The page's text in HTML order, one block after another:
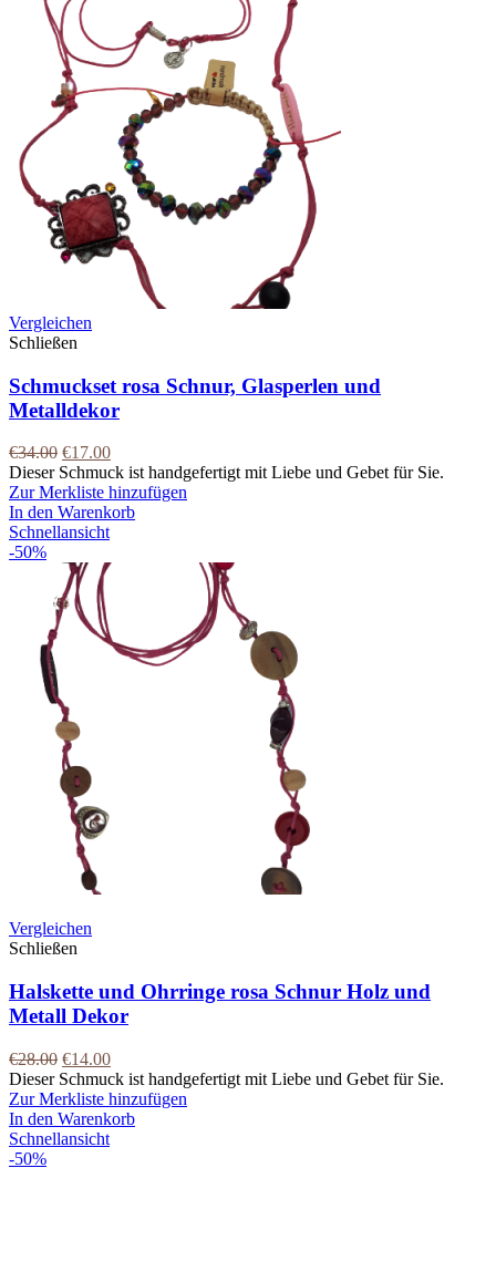
Vergleichen
Schließen
Schmuckset rosa Schnur, Glasperlen und
Metalldekor
€34.00 €17.00
Dieser Schmuck ist handgefertigt mit Liebe und Gebet für Sie.
Zur Merkliste hinzufügen
In den Warenkorb
Schnellansicht
-50%
Vergleichen
Schließen
Halskette und Ohrringe rosa Schnur Holz und
Metall Dekor
€28.00 €14.00
Dieser Schmuck ist handgefertigt mit Liebe und Gebet für Sie.
Zur Merkliste hinzufügen
In den Warenkorb
Schnellansicht
-50%